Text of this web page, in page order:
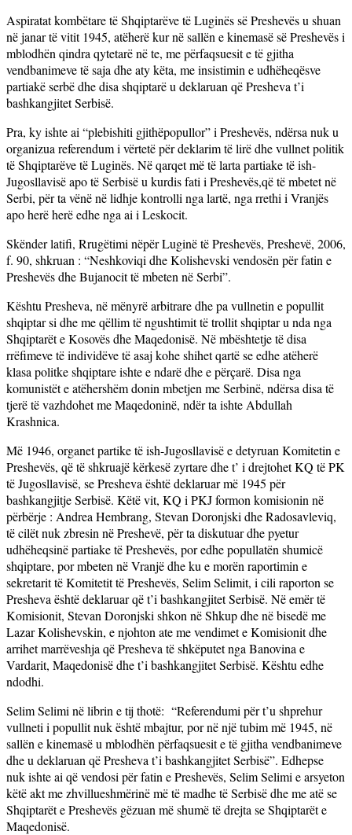
Aspiratat kombëtare të Shqiptarëve të Luginës së Preshevës u shuan
në janar të vitit 1945, atëherë kur në sallën e kinemasë së Preshevës i
mblodhën qindra qytetarë në te, me përfaqsuesit e të gjitha
vendbanimeve të saja dhe aty këta, me insistimin e udhëheqësve
partiakë serbë dhe disa shqiptarë u deklaruan që Presheva t’i
bashkangjitet Serbisë.
Pra, ky ishte ai “plebishiti gjithëpopullor” i Preshevës, ndërsa nuk u
organizua referendum i vërtetë për deklarim të lirë dhe vullnet politik
të Shqiptarëve të Luginës. Në qarqet më të larta partiake të ish-
Jugosllavisë apo të Serbisë u kurdis fati i Preshevës,që të mbetet në
Serbi, për ta vënë në lidhje kontrolli nga lartë, nga rrethi i Vranjës
apo herë herë edhe nga ai i Leskocit.
Skënder latifi, Rrugëtimi nëpër Luginë të Preshevës, Preshevë, 2006,
f. 90, shkruan : “Neshkoviqi dhe Kolishevski vendosën për fatin e
Preshevës dhe Bujanocit të mbeten në Serbi”.
Kështu Presheva, në mënyrë arbitrare dhe pa vullnetin e popullit
shqiptar si dhe me qëllim të ngushtimit të trollit shqiptar u nda nga
Shqiptarët e Kosovës dhe Maqedonisë. Në mbështetje të disa
rrëfimeve të individëve të asaj kohe shihet qartë se edhe atëherë
klasa politke shqiptare ishte e ndarë dhe e përçarë. Disa nga
komunistët e atëhershëm donin mbetjen me Serbinë, ndërsa disa të
tjerë të vazhdohet me Maqedoninë, ndër ta ishte Abdullah
Krashnica.
Më 1946, organet partike të ish-Jugosllavisë e detyruan Komitetin e
Preshevës, që të shkruajë kërkesë zyrtare dhe t’ i drejtohet KQ të PK
të Jugosllavisë, se Presheva është deklaruar më 1945 për
bashkangjitje Serbisë. Këtë vit, KQ i PKJ formon komisionin në
përbërje : Andrea Hembrang, Stevan Doronjski dhe Radosavleviq,
të cilët nuk zbresin në Preshevë, për ta diskutuar dhe pyetur
udhëheqsinë partiake të Preshevës, por edhe popullatën shumicë
shqiptare, por mbeten në Vranjë dhe ku e morën raportimin e
sekretarit të Komitetit të Preshevës, Selim Selimit, i cili raporton se
Presheva është deklaruar që t’i bashkangjitet Serbisë. Në emër të
Komisionit, Stevan Doronjski shkon në Shkup dhe në bisedë me
Lazar Kolishevskin, e njohton ate me vendimet e Komisionit dhe
arrihet marrëveshja që Presheva të shkëputet nga Banovina e
Vardarit, Maqedonisë dhe t’i bashkangjitet Serbisë. Kështu edhe
ndodhi.
Selim Selimi në librin e tij thotë: “Referendumi për t’u shprehur
vullneti i popullit nuk është mbajtur, por në një tubim më 1945, në
sallën e kinemasë u mblodhën përfaqsuesit e të gjitha vendbanimeve
dhe u deklaruan që Presheva t’i bashkangjitet Serbisë”. Edhepse
nuk ishte ai që vendosi për fatin e Preshevës, Selim Selimi e arsyeton
këtë akt me zhvillueshmërinë më të madhe të Serbisë dhe me atë se
Shqiptarët e Preshevës gëzuan më shumë të drejta se Shqiptarët e
Maqedonisë.